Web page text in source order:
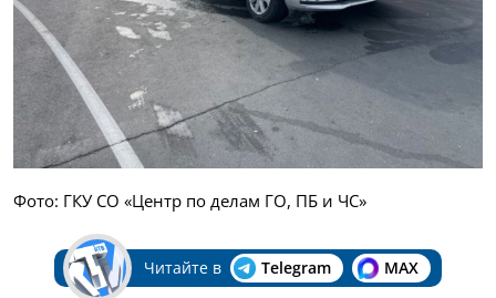
Фото: ГКУ СО «Центр по делам ГО, ПБ и ЧС»
Читайте в Telegram MAX